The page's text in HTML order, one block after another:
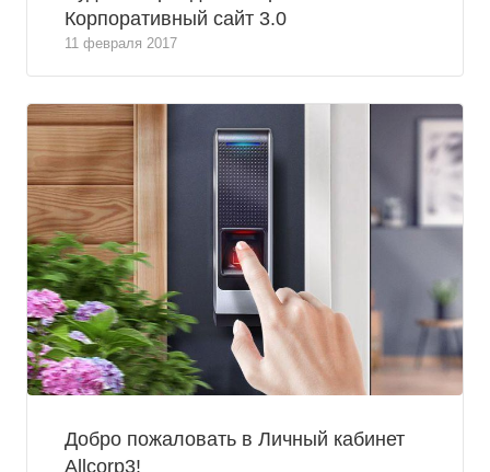
Корпоративный сайт 3.0
11 февраля 2017
Добро пожаловать в Личный кабинет
Allcorp3!